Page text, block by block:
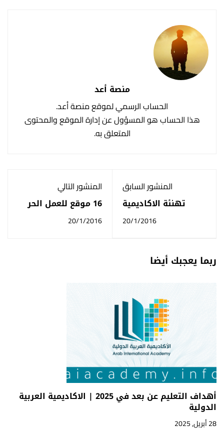
منصة أعد
الحساب الرسمي لموقع منصة أعد.
هذا الحساب هو المسؤول عن إدارة الموقع والمحتوى
المتعلق به.
المنشور السابق
تهنئة الاكاديمية
بمناسبة عيد الاضحى
المبارك
20/1/2016
المنشور التالي
16 موقع للعمل الحر
وظيفة
20/1/2016
ربما يعجبك أيضا
أهداف التعليم عن بعد في 2025 | الاكاديمية العربية
الدولية
28 أبريل, 2025